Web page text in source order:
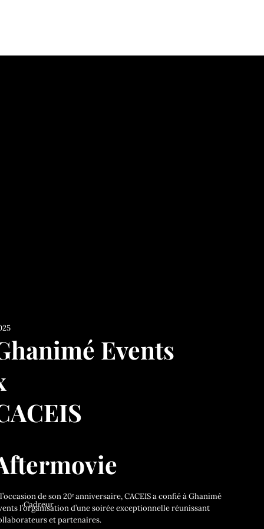
Events
de son 20ᵉ anniversaire, CACEIS a confié à Ghanimé
l’organisation d’une soirée exceptionnelle réunissant
et partenaires.
Cadreur